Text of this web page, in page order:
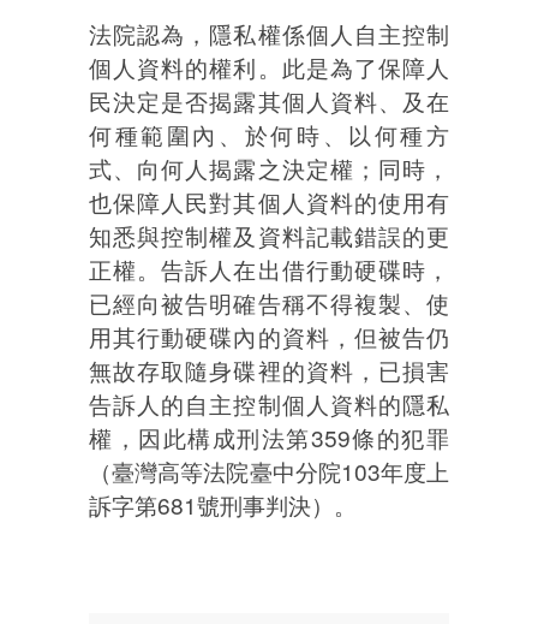
法院認為，隱私權係個人自主控制
個人資料的權利。此是為了保障人
民決定是否揭露其個人資料、及在
何種範圍內、於何時、以何種方
式、向何人揭露之決定權；同時，
也保障人民對其個人資料的使用有
知悉與控制權及資料記載錯誤的更
正權。告訴人在出借行動硬碟時，
已經向被告明確告稱不得複製、使
用其行動硬碟內的資料，但被告仍
無故存取隨身碟裡的資料，已損害
告訴人的自主控制個人資料的隱私
權，因此構成刑法第359條的犯罪
（臺灣高等法院臺中分院103年度上
訴字第681號刑事判決）。